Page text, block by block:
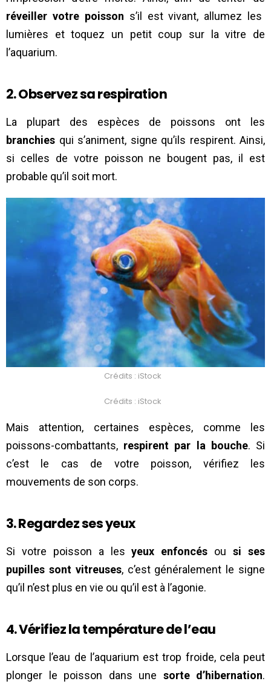
réveiller votre poisson s’il est vivant, allumez les
lumières et toquez un petit coup sur la vitre de
l’aquarium.
2. Observez sa respiration
La plupart des espèces de poissons ont les
branchies qui s’animent, signe qu’ils respirent. Ainsi,
si celles de votre poisson ne bougent pas, il est
probable qu’il soit mort.
Crédits : iStock
Crédits : iStock
Mais attention, certaines espèces, comme les
poissons-combattants, respirent par la bouche. Si
c’est le cas de votre poisson, vérifiez les
mouvements de son corps.
3. Regardez ses yeux
Si votre poisson a lesyeux enfoncés ousi ses
pupilles sont vitreuses, c’est généralement le signe
qu’il n’est plus en vie ou qu’il est à l’agonie.
4. Vérifiez la température de l’eau
Lorsque l’eau de l’aquarium est trop froide, cela peut
plonger le poisson dans une sorte d’hibernation.